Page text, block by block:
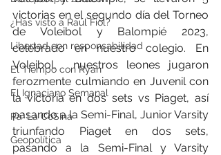
¿Has visto a Raúl Fiol?
Libertad con responsabilidad
El Tiempo con Ryan
El Ignaciano Semanal
Pa' La CoSIna
Geopolítica
victorias en el segundo día del Torneo
de Voleibol y Balompié 2023,
celebrado en nuestro colegio. En
Voleibol,  nuestros leones jugaron
ferozmente culmiando en Juvenil con
la victoria en dos sets vs Piaget, así
pasando a la Semi-Final, Junior Varsity
triunfando Piaget en dos sets,
pasando a la Semi-Final y Varsity